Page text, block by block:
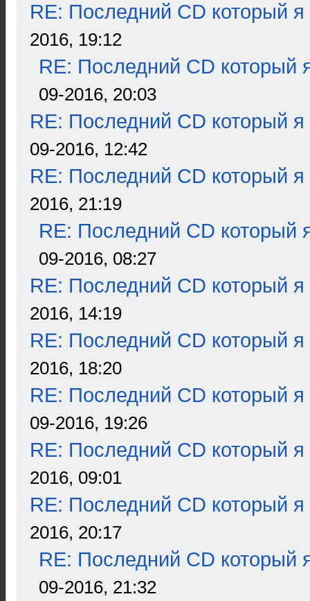
RE: Последний CD который я
2016, 19:12
RE: Последний CD который
09-2016, 20:03
RE: Последний CD который я
09-2016, 12:42
RE: Последний CD который я
2016, 21:19
RE: Последний CD который
09-2016, 08:27
RE: Последний CD который я
2016, 14:19
RE: Последний CD который я
2016, 18:20
RE: Последний CD который я
09-2016, 19:26
RE: Последний CD который я
2016, 09:01
RE: Последний CD который я
2016, 20:17
RE: Последний CD который
09-2016, 21:32